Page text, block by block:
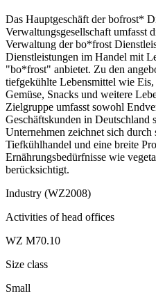
Das Hauptgeschäft der bofrost*
Verwaltungsgesellschaft umfasst
Verwaltung der bo*frost
Dienstleistungen im Handel mit
"bo*frost" anbietet. Zu den
tiefgekühlte Lebensmittel wie
Gemüse, Snacks und weitere
Zielgruppe umfasst sowohl
Geschäftskunden in Deutschland
Unternehmen zeichnet sich
Tiefkühlhandel und eine breite
Ernährungsbedürfnisse wie
berücksichtigt.
Industry (WZ2008)
Activities of head offices
WZ M70.10
Size class
Small